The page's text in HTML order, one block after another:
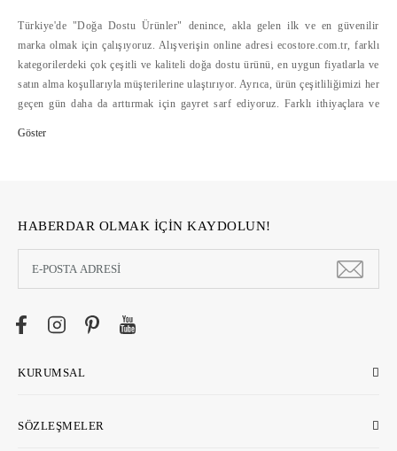
Türkiye'de "Doğa Dostu Ürünler" denince, akla gelen ilk ve en güvenilir
marka olmak için çalışıyoruz. Alışverişin online adresi ecostore.com.tr, farklı
kategorilerdeki çok çeşitli ve kaliteli doğa dostu ürünü, en uygun fiyatlarla ve
satın alma koşullarıyla müşterilerine ulaştırıyor. Ayrıca, ürün çeşitliliğimizi her
geçen gün daha da arttırmak için gayret sarf ediyoruz. Farklı ithiyaçlara ve
HABERDAR OLMAK İÇİN KAYDOLUN!
KURUMSAL
SÖZLEŞMELER